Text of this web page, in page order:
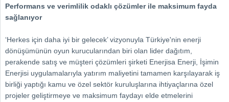
Performans ve verimlilik odaklı çözümler ile maksimum fayda
sağlanıyor
‘Herkes için daha iyi bir gelecek’ vizyonuyla Türkiye'nin enerji
dönüşümünün oyun kurucularından biri olan lider dağıtım,
perakende satış ve müşteri çözümleri şirketi Enerjisa Enerji, İşimin
Enerjisi uygulamalarıyla yatırım maliyetini tamamen karşılayarak iş
birliği yaptığı kamu ve özel sektör kuruluşlarına ihtiyaçlarına özel
projeler geliştirmeye ve maksimum faydayı elde etmelerini